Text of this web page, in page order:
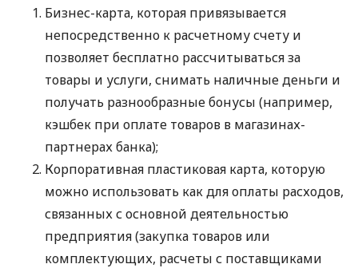
Бизнес-карта, которая привязывается
непосредственно к расчетному счету и
позволяет бесплатно рассчитываться за
товары и услуги, снимать наличные деньги и
получать разнообразные бонусы (например,
кэшбек при оплате товаров в магазинах-
партнерах банка);
Корпоративная пластиковая карта, которую
можно использовать как для оплаты расходов,
связанных с основной деятельностью
предприятия (закупка товаров или
комплектующих, расчеты с поставщиками